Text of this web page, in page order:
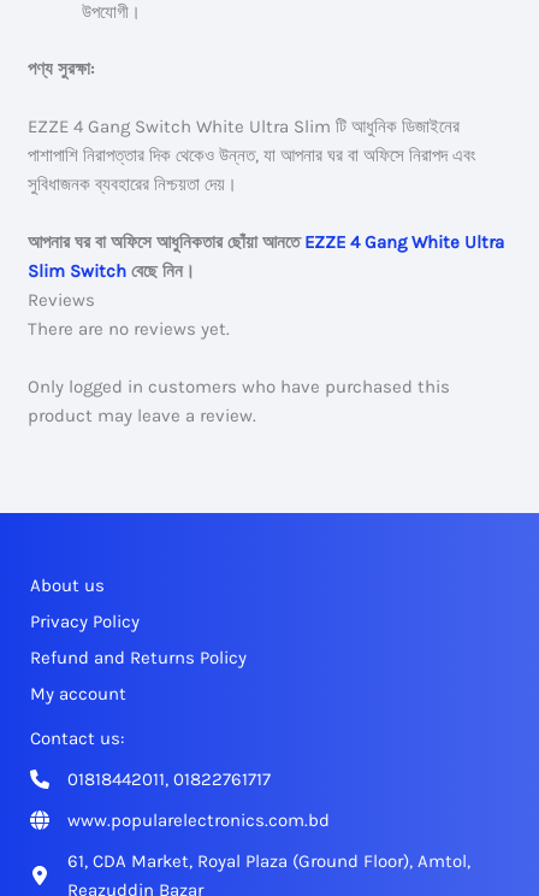
উপযোগী।
পণ্য সুরক্ষা:
EZZE 4 Gang Switch White Ultra Slim টি আধুনিক ডিজাইনের
পাশাপাশি নিরাপত্তার দিক থেকেও উন্নত, যা আপনার ঘর বা অফিসে নিরাপদ এবং
সুবিধাজনক ব্যবহারের নিশ্চয়তা দেয়।
আপনার ঘর বা অফিসে আধুনিকতার ছোঁয়া আনতেEZZE 4 Gang White Ultra
Slim Switch বেছে নিন।
Reviews
There are no reviews yet.
Only logged in customers who have purchased this
product may leave a review.
About us
Privacy Policy
Refund and Returns Policy
My account
Contact us:
01818442011, 01822761717
www.popularelectronics.com.bd
61, CDA Market, Royal Plaza (Ground Floor), Amtol,
Reazuddin Bazar